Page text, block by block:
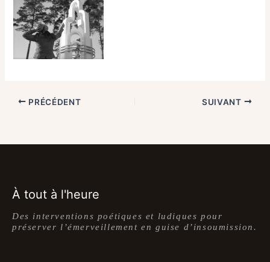
PRÉCÉDENT SUIVANT
À tout à l'heure
Des interventions poétiques et ludiques pour
préserver l’émerveillement en guise d’insoumission.